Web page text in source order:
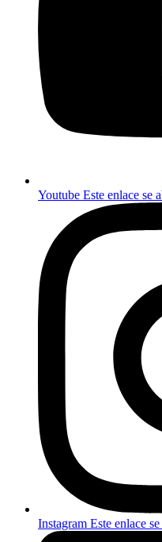
Youtube Este enlace se
Instagram Este enlace